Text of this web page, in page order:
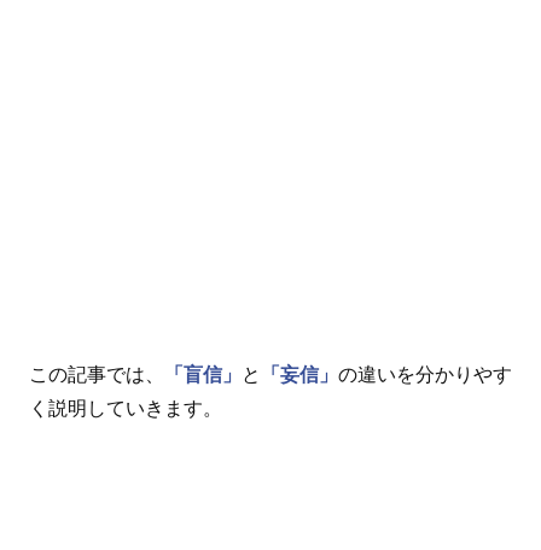
この記事では、 「盲信」 と 「妄信」 の違いを分かりやす
く説明していきます。